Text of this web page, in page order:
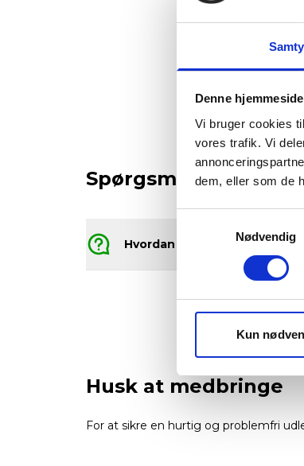
Denne
Vi bruger cookies
vores trafik. Vi
dem, eller som de
Nødvendig
Kun
Spørgsmål &
Hvordan returnerer jeg min
Husk at medbringe
For at sikre en hurtig og problemfri